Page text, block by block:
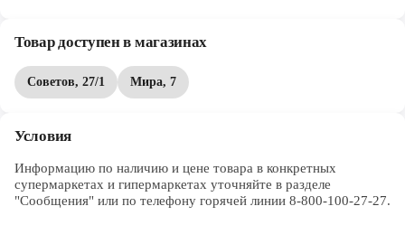
Товар доступен в магазинах
Советов, 27/1 Мира, 7
Условия
Информацию по наличию и цене товара в конкретных
супермаркетах и гипермаркетах уточняйте в разделе
"Сообщения" или по телефону горячей линии 8-800-100-27-27.